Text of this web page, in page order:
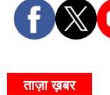
ताज़ा ख़बर